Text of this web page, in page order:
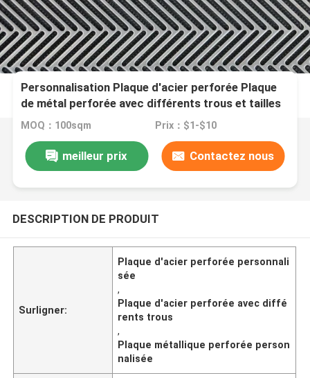
Personnalisation Plaque d'acier perforée Plaque
de métal perforée avec différents trous et tailles
de panneaux
MOQ：100sqm Prix：$1-$10
meilleur prix Contactez nous
DESCRIPTION DE PRODUIT
Surligner:
Plaque d'acier perforée personnali
sée
,
Plaque d'acier perforée avec diffé
rents trous
,
Plaque métallique perforée person
nalisée